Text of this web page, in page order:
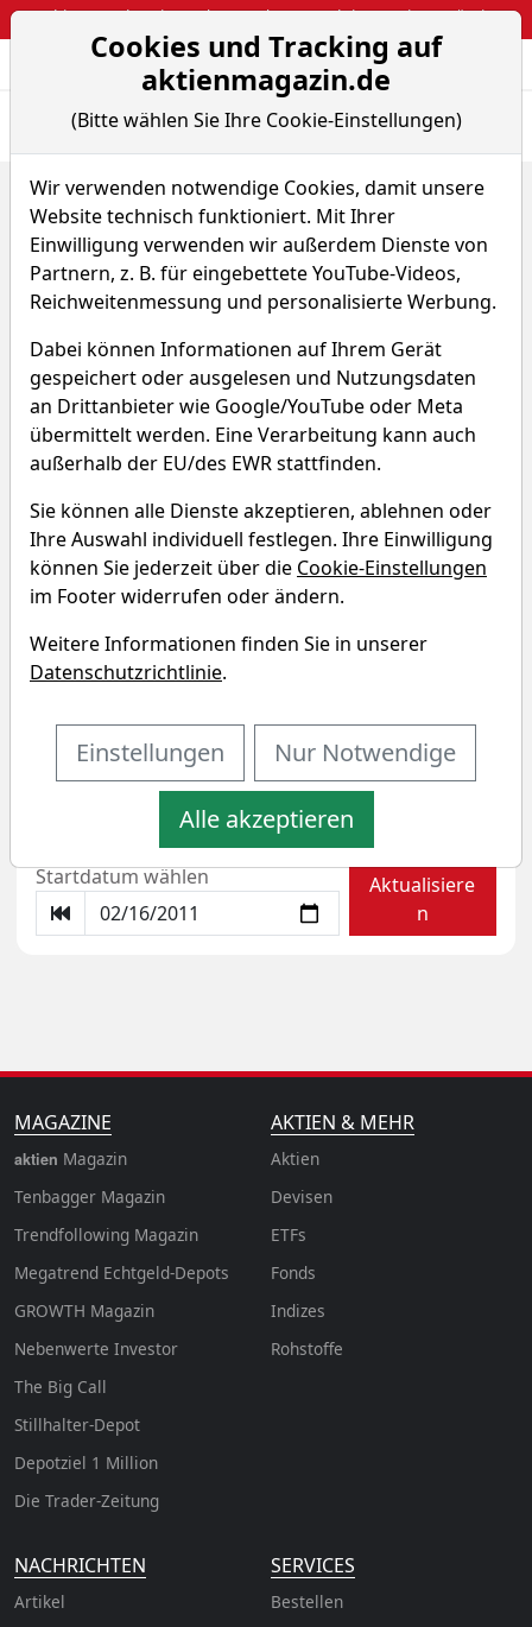
Webinar: So kassierst du trotzdem attraktive Optionsprämien
Aktien- und
Home
ETFs
ACATIS GANE VALUE EVENT FONDS der Universal Invest...
Sparplan-Simulator
ACATIS GANE VALUE EVENT
FONDS der Universal
Investment GmbH
UI26
WKN A0X754
ACATIS GANE VALUE EVENT
FONDS der Universal Investment
GmbH Sparplan-Simulator
monatlicher Sparbetrag
Startdatum wählen
Aktualisiere
n
MAGAZINE
aktien Magazin
Tenbagger Magazin
Trendfollowing Magazin
Megatrend Echtgeld-Depots
GROWTH Magazin
Nebenwerte Investor
The Big Call
Stillhalter-Depot
Depotziel 1 Million
Die Trader-Zeitung
AKTIEN & MEHR
Aktien
Devisen
ETFs
Fonds
Indizes
Rohstoffe
NACHRICHTEN
Artikel
SERVICES
Bestellen
Cookies und Tracking auf
aktienmagazin.de
(Bitte wählen Sie Ihre Cookie-Einstellungen)
Wir verwenden notwendige Cookies, damit unsere
Website technisch funktioniert. Mit Ihrer
Einwilligung verwenden wir außerdem Dienste von
Partnern, z. B. für eingebettete YouTube-Videos,
Reichweitenmessung und personalisierte Werbung.
Dabei können Informationen auf Ihrem Gerät
gespeichert oder ausgelesen und Nutzungsdaten
an Drittanbieter wie Google/YouTube oder Meta
übermittelt werden. Eine Verarbeitung kann auch
außerhalb der EU/des EWR stattfinden.
Sie können alle Dienste akzeptieren, ablehnen oder
Ihre Auswahl individuell festlegen. Ihre Einwilligung
können Sie jederzeit über die Cookie-Einstellungen
im Footer widerrufen oder ändern.
Weitere Informationen finden Sie in unserer
Datenschutzrichtlinie.
Einstellungen Nur Notwendige
Alle akzeptieren